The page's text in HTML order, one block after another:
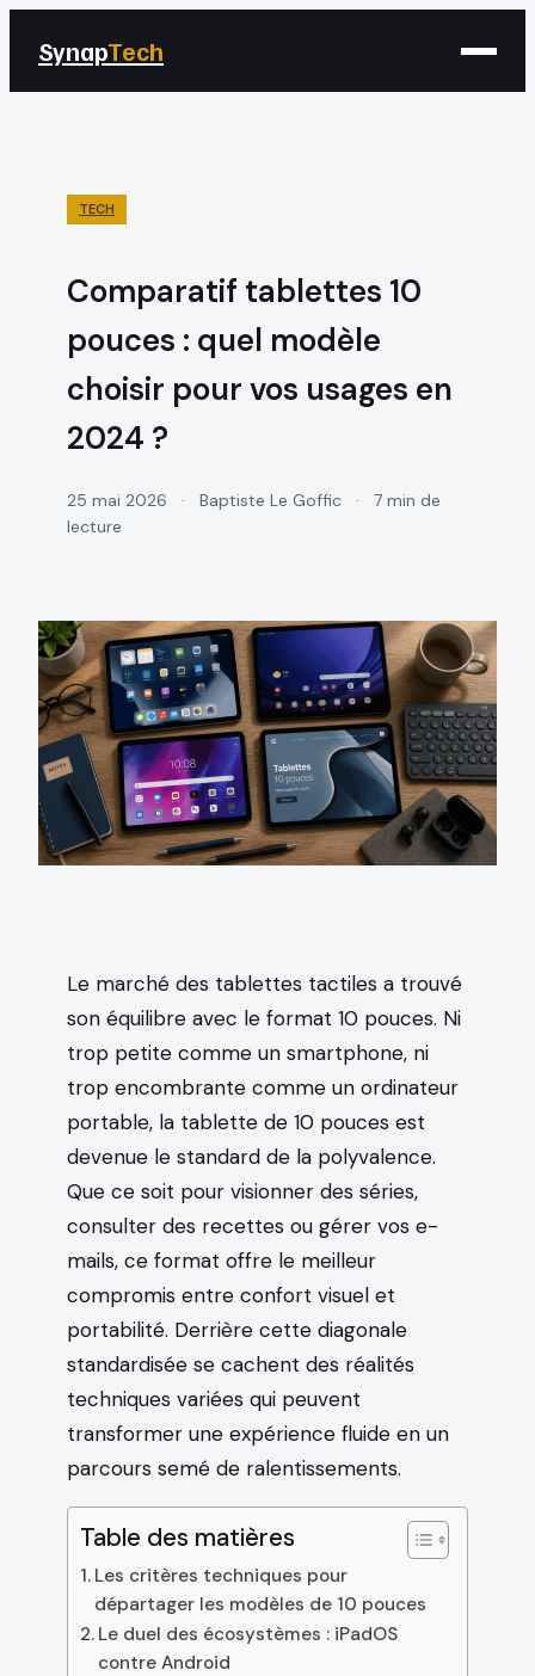
SynapTech
TECH
Comparatif tablettes 10
pouces : quel modèle
choisir pour vos usages en
2024 ?
25 mai 2026 · Baptiste Le Goffic ·
7 min de
lecture
Le marché des tablettes tactiles a trouvé
son équilibre avec le format 10 pouces. Ni
trop petite comme un smartphone, ni
trop encombrante comme un ordinateur
portable, la tablette de 10 pouces est
devenue le standard de la polyvalence.
Que ce soit pour visionner des séries,
consulter des recettes ou gérer vos e-
mails, ce format offre le meilleur
compromis entre confort visuel et
portabilité. Derrière cette diagonale
standardisée se cachent des réalités
techniques variées qui peuvent
transformer une expérience fluide en un
parcours semé de ralentissements.
Table des matières
Les critères techniques pour
départager les modèles de 10 pouces
Le duel des écosystèmes : iPadOS
contre Android